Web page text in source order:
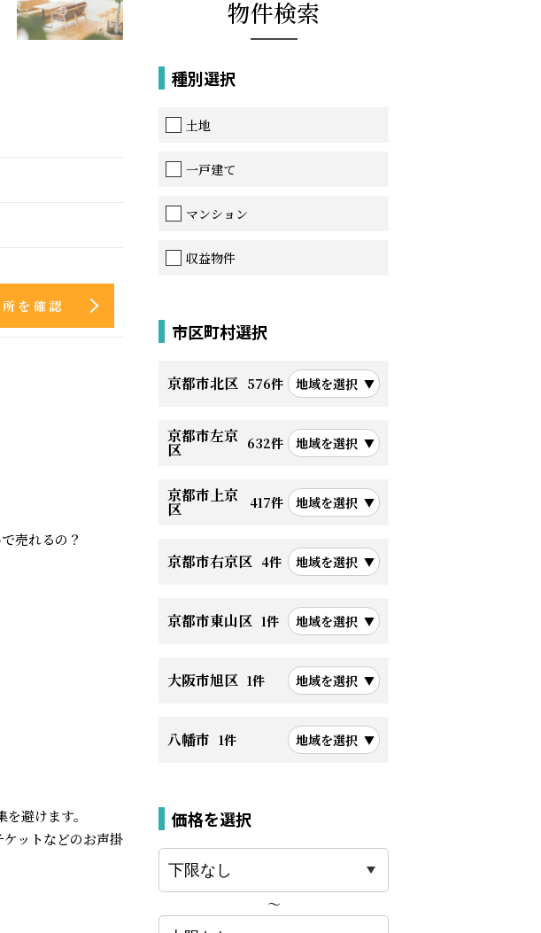
を確認
売れるの？
避けます。
ットなどのお声掛
物件検索
種別選択
土地
一戸建て
マンション
収益物件
市区町村選択
京都市北区 576件 地域を選択
京都市左京
区 632件 地域を選択
京都市上京
区 417件 地域を選択
京都市右京区 4件 地域を選択
京都市東山区 1件 地域を選択
大阪市旭区 1件 地域を選択
八幡市 1件 地域を選択
価格を選択
〜